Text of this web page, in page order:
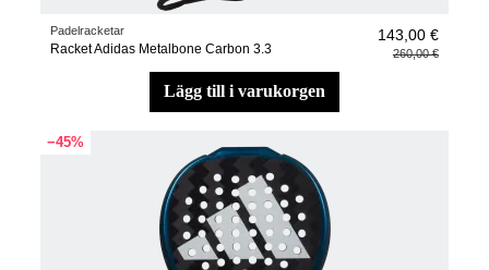
Padelracketar
Racket Adidas Metalbone Carbon 3.3
143,00 €
260,00 €
lägg till i varukorgen
−45%